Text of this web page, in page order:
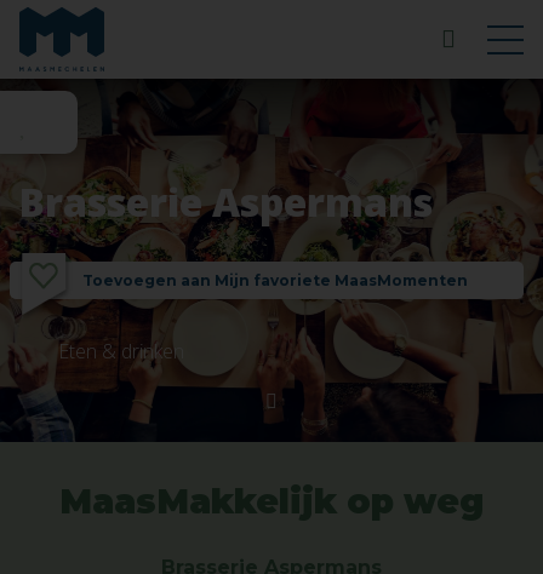
Brasserie Aspermans
Toevoegen aan Mijn favoriete MaasMomenten
Eten & drinken
MaasMakkelijk op weg
Brasserie Aspermans